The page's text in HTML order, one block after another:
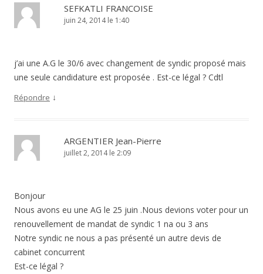
SEFKATLI FRANCOISE
juin 24, 2014 le 1:40
j’ai une A.G le 30/6 avec changement de syndic proposé mais
une seule candidature est proposée . Est-ce légal ? Cdtl
Répondre ↓
ARGENTIER Jean-Pierre
juillet 2, 2014 le 2:09
Bonjour
Nous avons eu une AG le 25 juin .Nous devions voter pour un
renouvellement de mandat de syndic 1 na ou 3 ans
Notre syndic ne nous a pas présenté un autre devis de
cabinet concurrent
Est-ce légal ?